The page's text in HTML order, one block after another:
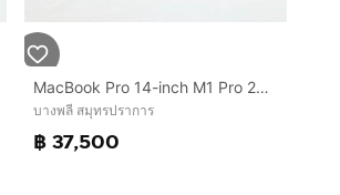
MacBook Pro 14-inch M1 Pro 2021 Ram32GB SSD1TB Space Gray
บางพลี สมุทรปราการ
฿ 37,500